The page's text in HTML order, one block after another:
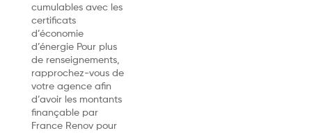
cumulables avec les
certificats
d’économie
d’énergie Pour plus
de renseignements,
rapprochez-vous de
votre agence afin
d’avoir les montants
finançable par
France Renov pour